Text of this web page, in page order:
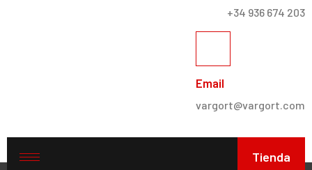
+34 936 674 203
Email
vargort@vargort.com
Tienda